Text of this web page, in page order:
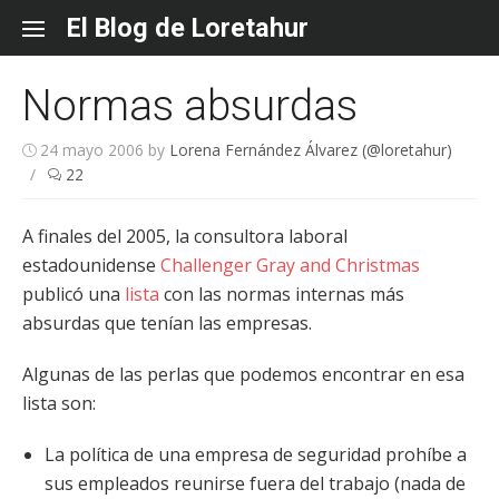
content
El Blog de Loretahur
Normas absurdas
24 mayo 2006 by Lorena Fernández Álvarez (@loretahur)
/
22
A finales del 2005, la consultora laboral
estadounidense Challenger Gray and Christmas
publicó una lista con las normas internas más
absurdas que tenían las empresas.
Algunas de las perlas que podemos encontrar en esa
lista son:
La política de una empresa de seguridad prohíbe a
sus empleados reunirse fuera del trabajo (nada de